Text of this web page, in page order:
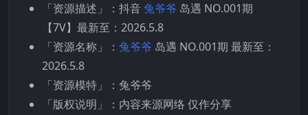
「资源描述」：抖音兔爷爷 岛遇 NO.001期
【7V】最新至：2026.5.8
「资源名称」： 兔爷爷 岛遇 NO.001期 最新至：
2026.5.8
「资源模特」：兔爷爷
「版权说明」：内容来源网络 仅作分享